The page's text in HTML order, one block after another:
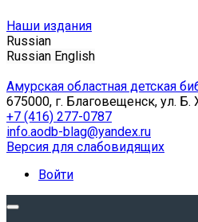
Наши издания
Russian
Russian English
Амурская областная детская
675000, г. Благовещенск, ул. Б.
+7 (416) 277-0787
info.aodb-blag@yandex.ru
Версия для слабовидящих
Войти